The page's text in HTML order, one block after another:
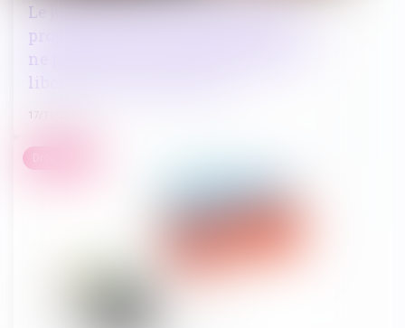
Le juge qui refuse d’homologuer la
proposition dans le cadre d’une CRPC
ne peut intervenir comme juge des
libertés et de la détention
17/11/2023